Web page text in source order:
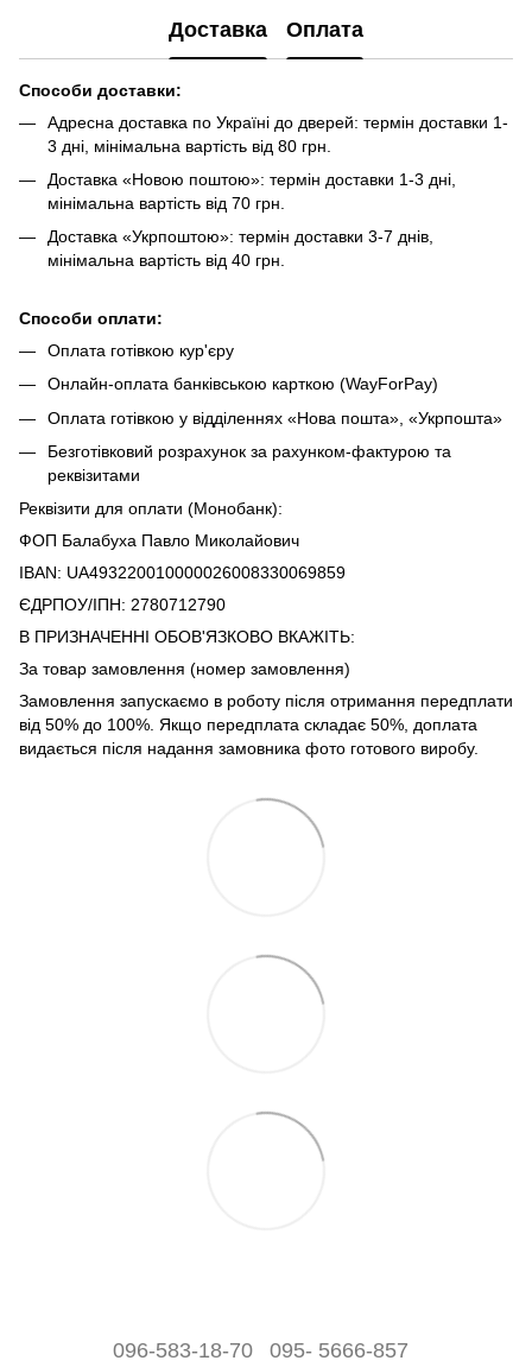
Доставка Оплата
Способи доставки:
Адресна доставка по Україні до дверей: термін доставки 1-
3 дні, мінімальна вартість від 80 грн.
Доставка «Новою поштою»: термін доставки 1-3 дні,
мінімальна вартість від 70 грн.
Доставка «Укрпоштою»: термін доставки 3-7 днів,
мінімальна вартість від 40 грн.
Способи оплати:
Оплата готівкою кур'єру
Онлайн-оплата банківською карткою (WayForPay)
Оплата готівкою у відділеннях «Нова пошта», «Укрпошта»
Безготівковий розрахунок за рахунком-фактурою та
реквізитами
Реквізити для оплати (Монобанк):
ФОП Балабуха Павло Миколайович
IBAN: UA493220010000026008330069859
ЄДРПОУ/ІПН: 2780712790
В ПРИЗНАЧЕННІ ОБОВ'ЯЗКОВО ВКАЖІТЬ:
За товар замовлення (номер замовлення)
Замовлення запускаємо в роботу після отримання передплати
від 50% до 100%. Якщо передплата складає 50%, доплата
видається після надання замовника фото готового виробу.
096-583-18-70 095- 5666-857